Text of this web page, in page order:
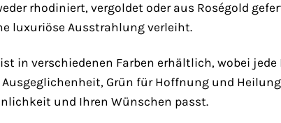
rhodiniert, vergoldet oder aus Roségold
luxuriöse Ausstrahlung verleiht.
in verschiedenen Farben erhältlich, wobei
Grün für Hoffnung und
und Ihren Wünschen passt.